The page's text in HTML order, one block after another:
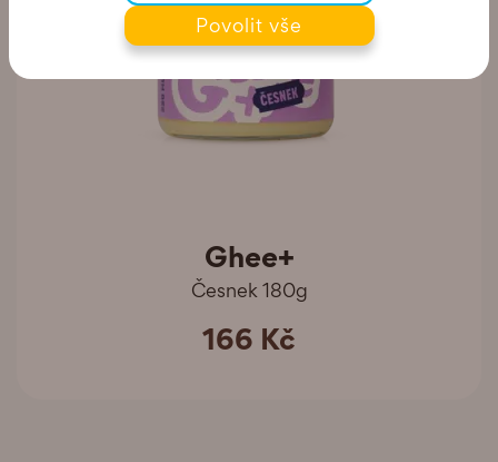
Ghee+
Česnek 180g
166 Kč
Povolit vše